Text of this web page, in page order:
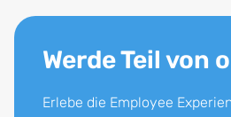
Werde Teil von
Erlebe die Employee